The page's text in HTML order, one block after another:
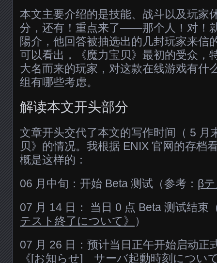
本文主要介绍的是技能、战斗以及玩家
分，还有！重点来了——那个人！对！
陽介，他回答被抽选出的几封玩家来信
可以看出，《魔力宝贝》最初的受众，
大名而来的玩家，对这款在线游戏有什
组有哪些考虑。
解读本文开头部分
文章开头交代了本文的写作时间（ 5 月
贝》的情况。我根据 ENIX 官网的存档
概是这样的：
06 月中旬：开始 Beta 测试（参考： β
07 月 14 日： 当日 0 点 Beta 测试结束
テスト終了について》
）
07 月 26 日：预计当日正午开始启动正
《[お知らせ] サーバ起動時刻につい